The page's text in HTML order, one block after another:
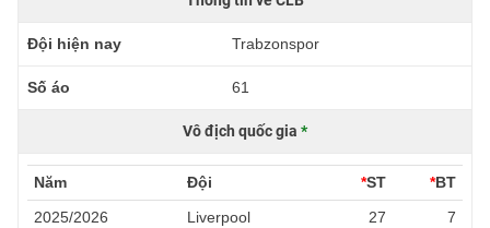
Đội hiện nay Trabzonspor
Số áo 61
Vô địch quốc gia *
Năm Đội *ST *BT
2025/2026
Liverpool 27
7